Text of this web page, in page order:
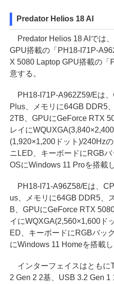
Predator Helios 18 AI
Predator Helios 18 AIでは
GPU搭載の「PH18-I71P-
X 5080 Laptop GPU搭載の「
意する。
PH18-I71P-A962Z59/Eは
Plus、メモリに64GB DDR5
2TB、GPUにGeForce RTX
レイに
(1,920×1,200ドット)/240Hz
ニLED、キーボードにRGBバ
OSにWindows 11 Proを搭載
PH18-I71-A96Z58/Eは、
us、メモリに64GB DDR5、
B、GPUにGeForce RTX
イにWQXGA(2,560×1,600ド
ED、キーボードにRGBバッ
にWindows 11 Homeを搭載
インターフェイスはともに
2 Gen 2 2基、USB 3.2 Gen